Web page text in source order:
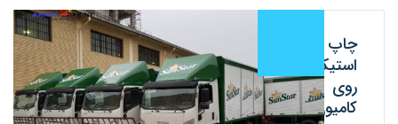
چاپ
استیکر
روی
کامیون